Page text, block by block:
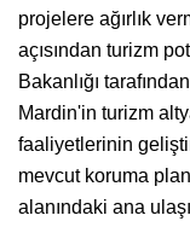
projelere ağırlık
açısından turizm
Bakanlığı
Mardin'in turizm
faaliyetlerinin
mevcut koruma
alanındaki ana